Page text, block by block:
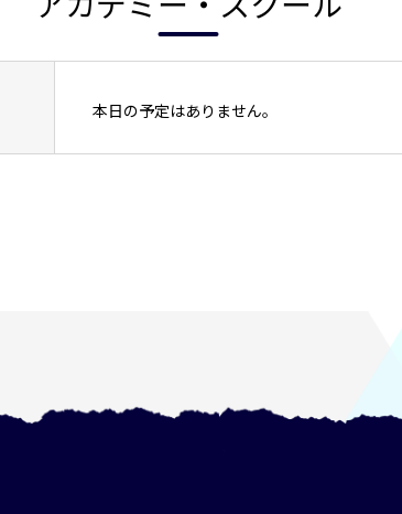
本日の予定はありません。